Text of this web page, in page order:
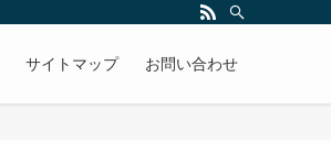
サイトマップ お問い合わせ